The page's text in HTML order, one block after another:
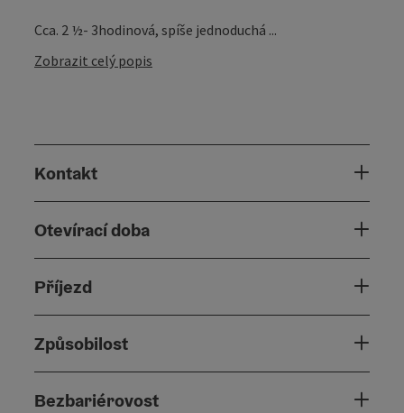
Cca. 2 ½- 3hodinová, spíše jednoduchá ...
Zobrazit celý popis
Kontakt
Otevírací doba
Příjezd
Způsobilost
Bezbariérovost